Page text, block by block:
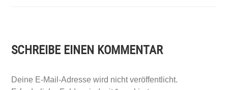
SCHREIBE EINEN KOMMENTAR
Deine E-Mail-Adresse wird nicht veröffentlicht.